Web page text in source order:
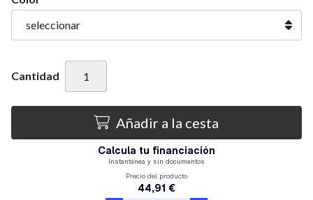
Cantidad
Añadir a la cesta